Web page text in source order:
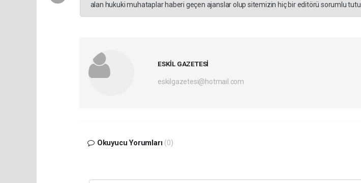
alan hukuki muhataplar haberi geçen ajanslar olup sitemizin hiç bir editörü sorumlu
ESKİL GAZETESİ
eskilgazetesi@hotmail.com
Okuyucu Yorumları (0)